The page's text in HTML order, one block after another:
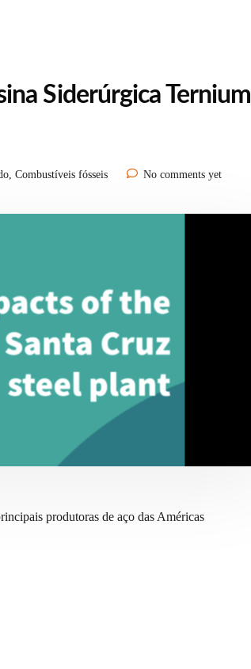
Siderúrgica Ternium
, Combustíveis fósseis No comments yet
produtoras de aço das Américas